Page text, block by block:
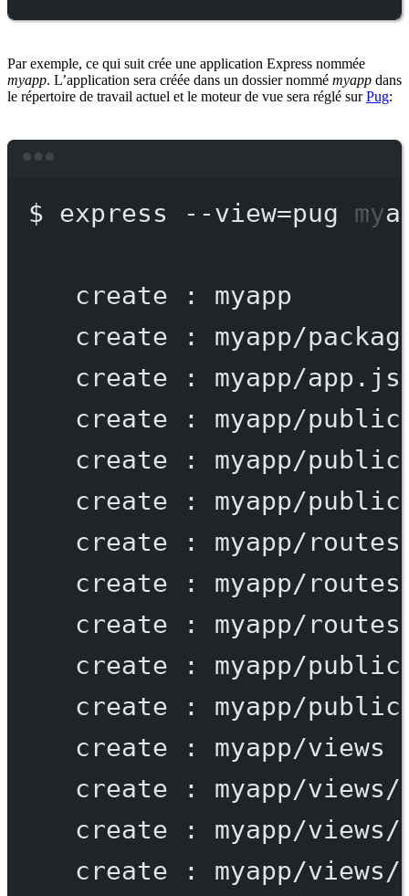
Par exemple, ce qui suit crée une application Express nommée
myapp. L’application sera créée dans un dossier nommé myapp dans
le répertoire de travail actuel et le moteur de vue sera réglé surPug:
$ express --view=pug
create :
myapp
create
:
myapp/
create
:
myapp/app.js
create
:
myapp/public
create
:
myapp/
create
:
myapp/
create
:
myapp/routes
create
:
myapp/
create
:
myapp/
create
:
myapp/
create
:
myapp/
create
:
myapp/views
create
:
myapp/
create
:
myapp/
create
: myapp/